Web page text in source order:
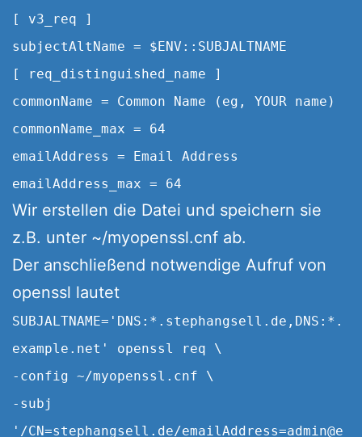
[ v3_req ]
subjectAltName = $ENV::SUBJALTNAME
[ req_distinguished_name ]
commonName = Common Name (eg, YOUR name)
commonName_max = 64
emailAddress = Email Address
emailAddress_max = 64
Wir erstellen die Datei und speichern sie
z.B. unter ~/myopenssl.cnf ab.
Der anschließend notwendige Aufruf von
openssl lautet
SUBJALTNAME='DNS:*.stephangsell.de,DNS:*.
example.net' openssl req \
-config ~/myopenssl.cnf \
-subj
'/CN=stephangsell.de/emailAddress=admin@e